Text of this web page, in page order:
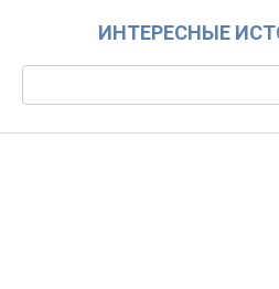
ИНТЕРЕСНЫЕ